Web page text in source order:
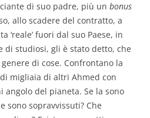
di suo padre, più un bonus
allo scadere del contratto, a
‘reale’ fuori dal suo Paese, in
di studiosi, gli è stato detto, che
di cose. Confrontano la
migliaia di altri Ahmed con
angolo del pianeta. Se la sono
sono sopravvissuti? Che